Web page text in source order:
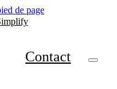
de page
Contact